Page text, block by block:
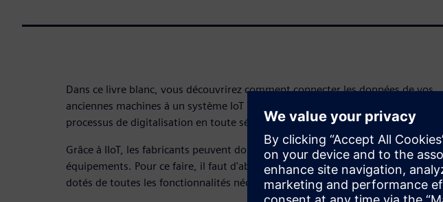
Dans ce livre blanc, vous découvrirez comment connecter les données de vos
anciennes machines à un système IoT hébergé sur le cloud, afin d'accélérer votre
processus de digitalisation en toute sécurité.
Grâce à IIoT, les fabricants peuvent donner une seconde vie à leurs anciens
équipements. Pour ce faire, il faut d'abord que ces anciens systèmes soient
dotés de toutes les fonctionnalités nécessaires à la collecte de données.